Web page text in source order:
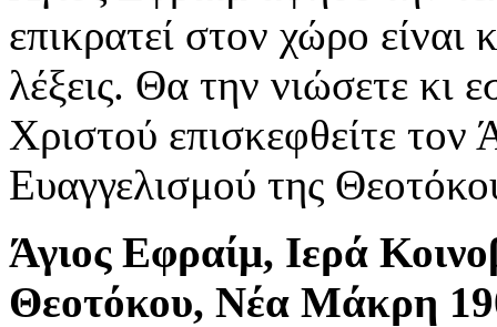
επικρατεί στον χώρο είναι
λέξεις. Θα την νιώσετε κι
Χριστού επισκεφθείτε
Ευαγγελισμού της
Άγιος Εφραίμ, Ιερά
Θεοτόκου, Νέα Μάκρη